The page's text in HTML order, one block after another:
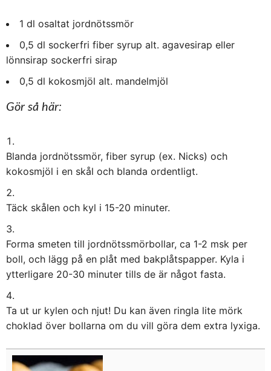
1 dl osaltat jordnötssmör
0,5 dl sockerfri fiber syrup alt. agavesirap eller
lönnsirap sockerfri sirap
0,5 dl kokosmjöl alt. mandelmjöl
Gör så här:
Blanda jordnötssmör, fiber syrup (ex. Nicks) och
kokosmjöl i en skål och blanda ordentligt.
Täck skålen och kyl i 15-20 minuter.
Forma smeten till jordnötssmörbollar, ca 1-2 msk per
boll, och lägg på en plåt med bakplåtspapper. Kyla i
ytterligare 20-30 minuter tills de är något fasta.
Ta ut ur kylen och njut! Du kan även ringla lite mörk
choklad över bollarna om du vill göra dem extra lyxiga.